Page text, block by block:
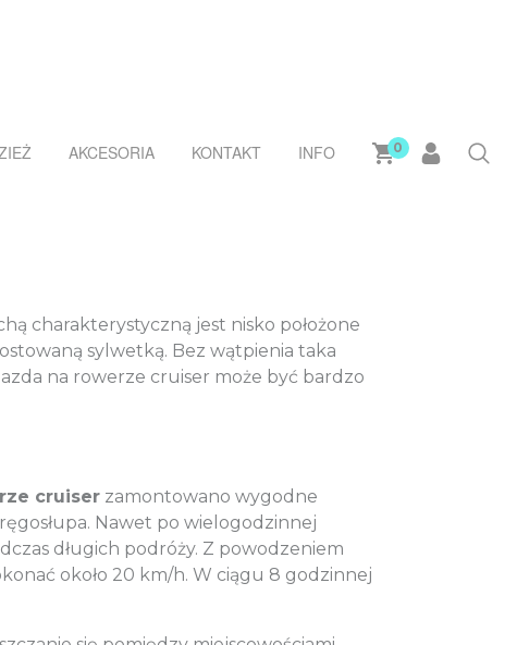
AKCESORIA KONTAKT INFO 0
charakterystyczną jest nisko położone
sylwetką. Bez wątpienia taka
na rowerze cruiser może być bardzo
cruiser zamontowano wygodne
Nawet po wielogodzinnej
długich podróży. Z powodzeniem
około 20 km/h. W ciągu 8 godzinnej